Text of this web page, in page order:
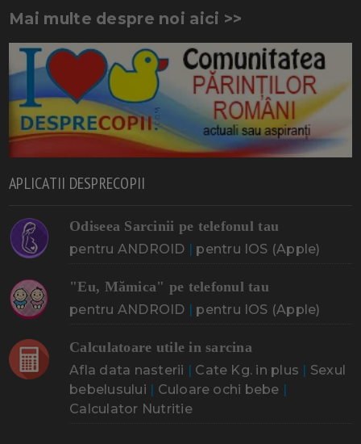
Mai multe despre noi aici >>
APLICATII DESPRECOPII
Odiseea Sarcinii pe telefonul tau
pentru ANDROID | pentru IOS (Apple)
"Eu, Mămica" pe telefonul tau
pentru ANDROID | pentru IOS (Apple)
Calculatoare utile in sarcina
Afla data nasterii | Cate Kg. in plus | Sexul
bebelusului | Culoare ochi bebe |
Calculator Nutritie